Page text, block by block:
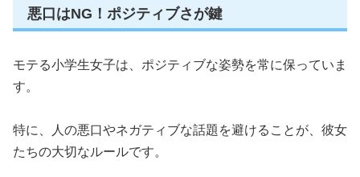
悪口はNG！ポジティブさが鍵
モテる小学生女子は、ポジティブな姿勢を常に保っていま
す。
特に、人の悪口やネガティブな話題を避けることが、彼女
たちの大切なルールです。